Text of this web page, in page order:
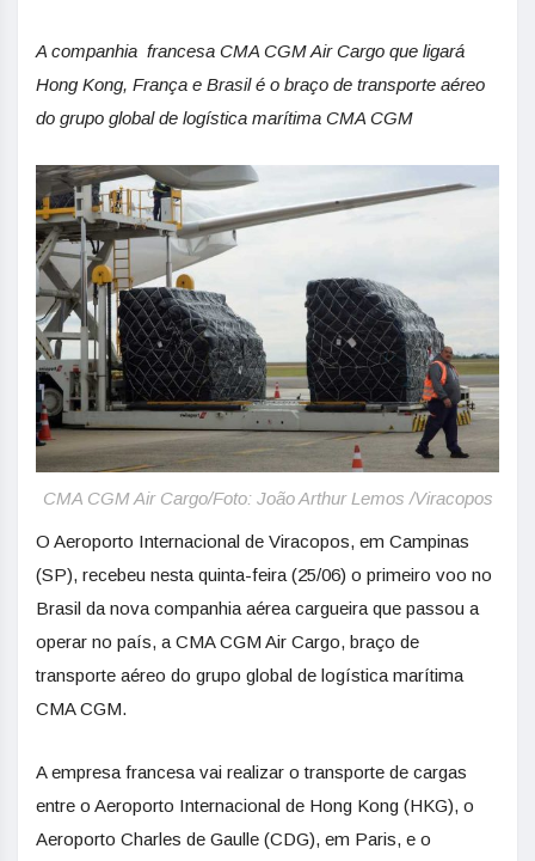
A companhia francesa CMA CGM Air Cargo que ligará
Hong Kong, França e Brasil é o braço de transporte aéreo
do grupo global de logística marítima CMA CGM
CMA CGM Air Cargo/Foto: João Arthur Lemos /Viracopos
O Aeroporto Internacional de Viracopos, em Campinas
(SP), recebeu nesta quinta-feira (25/06) o primeiro voo no
Brasil da nova companhia aérea cargueira que passou a
operar no país, a CMA CGM Air Cargo, braço de
transporte aéreo do grupo global de logística marítima
CMA CGM.
A empresa francesa vai realizar o transporte de cargas
entre o Aeroporto Internacional de Hong Kong (HKG), o
Aeroporto Charles de Gaulle (CDG), em Paris, e o